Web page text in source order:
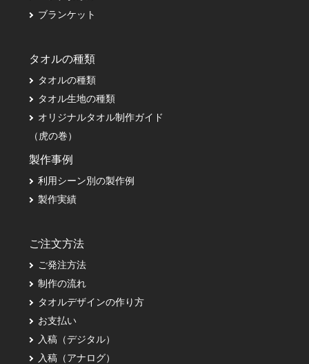
ブランケット
タオルの種類
タオルの種類
タオル生地の種類
オリジナルタオル制作ガイド
（虎の巻）
製作事例
利用シーン別の製作例
製作実績
ご注文方法
ご発注方法
制作の流れ
タオルデザインの作り方
お支払い
入稿（デジタル）
入稿（アナログ）